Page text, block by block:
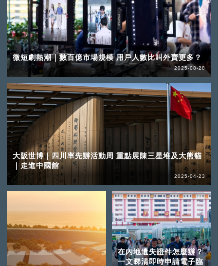
微短劇熱潮｜數百億市場規模 用戶人數比叫外賣更多？
2025-08-28
大阪世博｜四川率先辦活動周 重點展陳三星堆及大熊貓
｜走進中國館
2025-04-23
在內地遺失證件怎麼辦？
一文睇清即時申請電子臨